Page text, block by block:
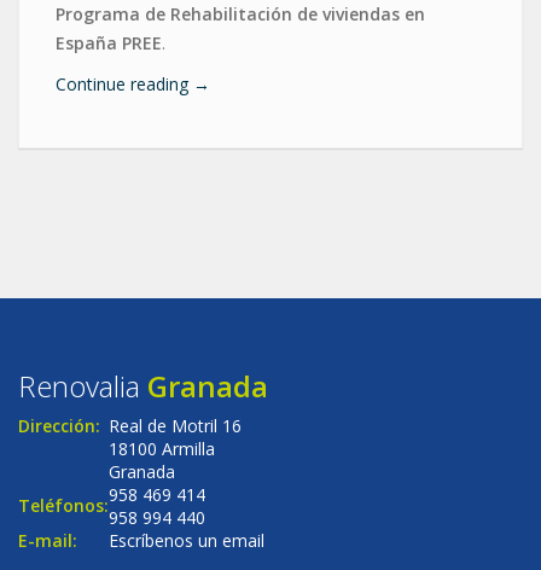
Programa de Rehabilitación de viviendas en
España PREE.
Continue reading →
Renovalia Granada
Dirección: Real de Motril 16
18100 Armilla
Granada
Teléfonos:958 469 414
958 994 440
E-mail:
Escríbenos un email